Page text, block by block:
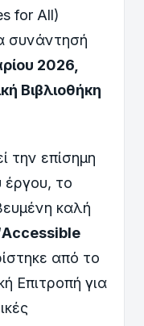
for All)
συνάντησή
2026,
Βιβλιοθήκη
την επίσημη
το
καλή
από το
Επιτροπή για